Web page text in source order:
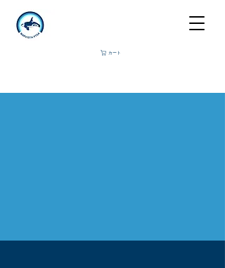
カート